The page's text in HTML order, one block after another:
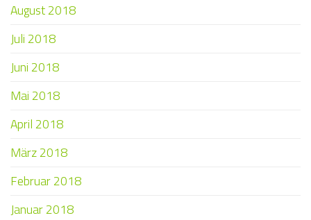
August 2018
Juli 2018
Juni 2018
Mai 2018
April 2018
März 2018
Februar 2018
Januar 2018